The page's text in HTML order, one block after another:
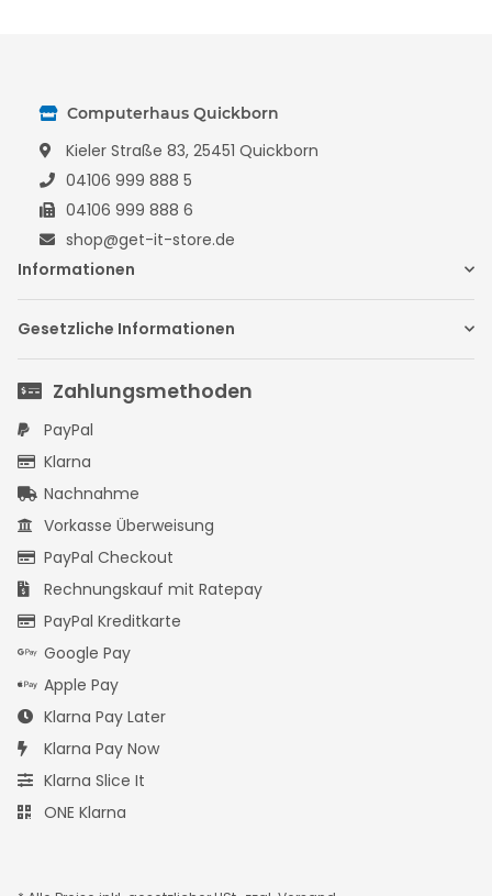
Computerhaus Quickborn
Kieler Straße 83, 25451 Quickborn
04106 999 888 5
04106 999 888 6
shop@get-it-store.de
Informationen
Gesetzliche Informationen
Zahlungsmethoden
PayPal
Klarna
Nachnahme
Vorkasse Überweisung
PayPal Checkout
Rechnungskauf mit Ratepay
PayPal Kreditkarte
Google Pay
Apple Pay
Klarna Pay Later
Klarna Pay Now
Klarna Slice It
ONE Klarna